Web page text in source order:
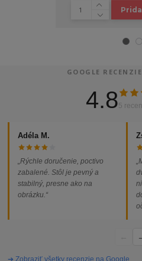
GOOGLE
4.85
Adéla M.
„Rýchle doručenie, poctivo
zabalené. Stôl je pevný a
stabilný, presne ako na
obrázku.“
➔ Zobraziť všetky recenzie na Google